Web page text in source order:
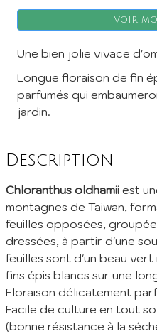
Voir
Une bien jolie vivace
Longue floraison de fin
parfumés qui
jardin.
Description
Chloranthus oldhamii est
montagnes de Taiwan,
feuilles opposées,
dressées, à partir d'une
feuilles sont d'un beau
fins épis blancs sur une
Floraison délicatement
Facile de culture en tout
(bonne résistance à la